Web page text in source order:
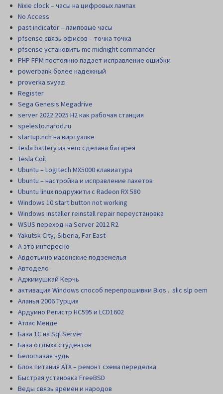
Nixie clock – часы на цифровых лампах
No Access
past indicator – ламповые часы
pfsense связь офисов – точка точка
pfsense установить mc midnight commander
PHP FPM постоянно падает исправление ошибки
powerbank более надежный
proverka svyazi
Register
Sega Genesis Megadrive
server 2022 2025 H2 как рабочая станция
spelesto.narod.ru
startup.nch на виртуалке
tesla battery из чего сделана батарея
Tesla Coil
Ubuntu – Logitech MX5000 клавиатура
Ubuntu – настройка и исправление пакетов
Ubuntu linux подружити с Radeon RX 580
Windows 10 start button not working
Windows installer reinstall repair переустановка
WSUS переход на Server 2012 R2
Yakutsk City, Siberia, Far East
А это интересно
Авдотьино масонские подземелья
Автодело
Аджимушкай Керчь
активация Windows способ перепрошивки Bios .. slic slp oem
Аланья 2006 Турция
Ардуино Регистр НС595 и LCD1602
Атлас Менде
База 1С на Sql Server
База отдыха студентов
Белоглазая чудь
Блок питания АТХ – ремонт схема переделка
Быстрая установка FreeBSD
Веды связь времен и народов